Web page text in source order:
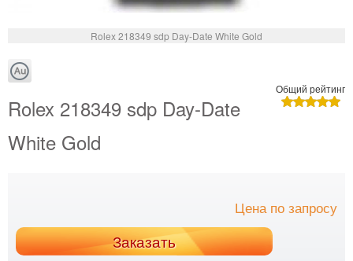
Rolex 218349 sdp Day-Date White Gold
Общий рейтинг
Rolex 218349 sdp Day-Date
White Gold
Цена по запросу
Заказать